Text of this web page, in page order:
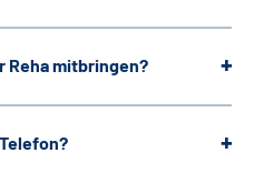
Reha mitbringen?